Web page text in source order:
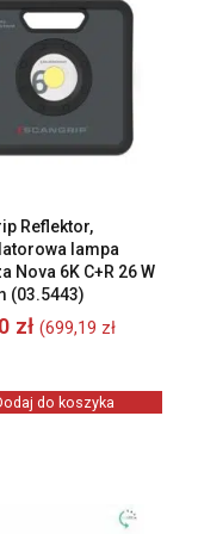
Reflektor,
lampa
Nova 6K C+R 26 W
(03.5443)
zł (699,19 zł
do koszyka